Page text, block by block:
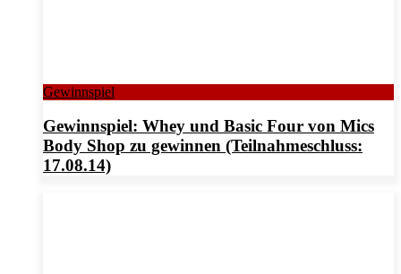
Gewinnspiel
Gewinnspiel: Whey und Basic Four von Mics
Body Shop zu gewinnen (Teilnahmeschluss:
17.08.14)